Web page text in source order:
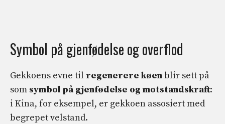
Symbol på gjenfødelse og overflod
Gekkoens evne til regenerere køenblir sett på
som symbol på gjenfødelse og motstandskraft:
i Kina, for eksempel, er gekkoen assosiert med
begrepet velstand.